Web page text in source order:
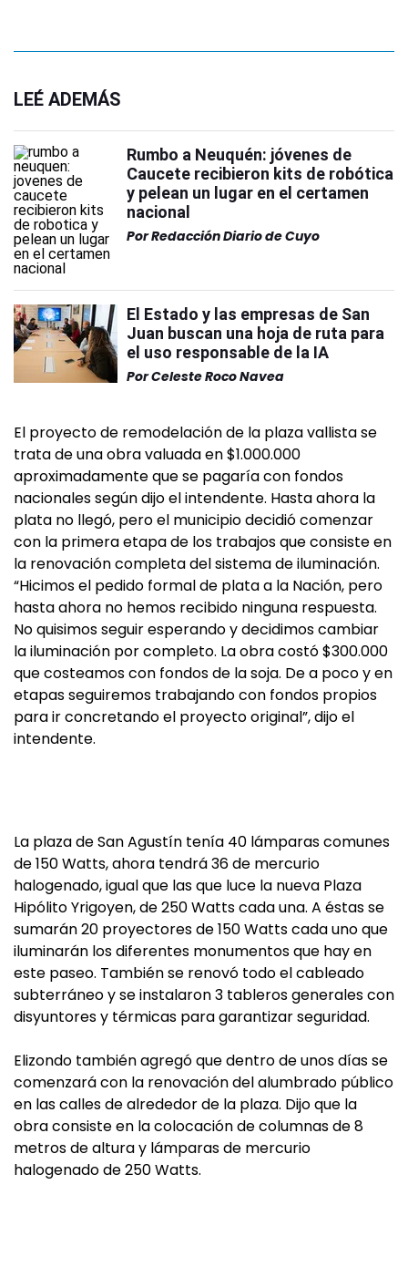
LEÉ ADEMÁS
Rumbo a Neuquén: jóvenes de
Caucete recibieron kits de robótica
y pelean un lugar en el certamen
nacional
PorRedacción Diario de Cuyo
El Estado y las empresas de San
Juan buscan una hoja de ruta para
el uso responsable de la IA
PorCeleste Roco Navea
El proyecto de remodelación de la plaza vallista se
trata de una obra valuada en $1.000.000
aproximadamente que se pagaría con fondos
nacionales según dijo el intendente. Hasta ahora la
plata no llegó, pero el municipio decidió comenzar
con la primera etapa de los trabajos que consiste en
la renovación completa del sistema de iluminación.
“Hicimos el pedido formal de plata a la Nación, pero
hasta ahora no hemos recibido ninguna respuesta.
No quisimos seguir esperando y decidimos cambiar
la iluminación por completo. La obra costó $300.000
que costeamos con fondos de la soja. De a poco y en
etapas seguiremos trabajando con fondos propios
para ir concretando el proyecto original”, dijo el
intendente.
La plaza de San Agustín tenía 40 lámparas comunes
de 150 Watts, ahora tendrá 36 de mercurio
halogenado, igual que las que luce la nueva Plaza
Hipólito Yrigoyen, de 250 Watts cada una. A éstas se
sumarán 20 proyectores de 150 Watts cada uno que
iluminarán los diferentes monumentos que hay en
este paseo. También se renovó todo el cableado
subterráneo y se instalaron 3 tableros generales con
disyuntores y térmicas para garantizar seguridad.
Elizondo también agregó que dentro de unos días se
comenzará con la renovación del alumbrado público
en las calles de alrededor de la plaza. Dijo que la
obra consiste en la colocación de columnas de 8
metros de altura y lámparas de mercurio
halogenado de 250 Watts.